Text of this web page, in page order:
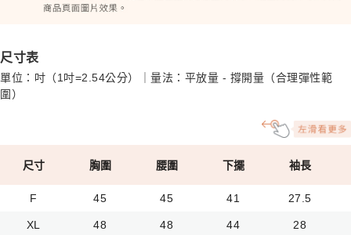
尺寸表
單位：吋（1吋=2.54公分）｜量法：平放量 - 撐開量（合理彈性範
圍）
尺寸 胸圍 腰圍 下擺 袖長
F 45 45 41 27.5
XL 48 48 44 28